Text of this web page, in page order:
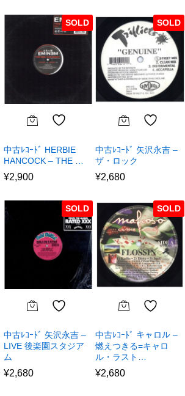
SOLD
中古ﾚｺｰﾄﾞ HERBIE
HANCOCK – THE …
¥2,900
SOLD
中古ﾚｺｰﾄﾞ 矢沢永吉 –
ザ・ロック
¥2,680
SOLD
中古ﾚｺｰﾄﾞ 矢沢永吉 –
LIVE 後楽園スタジア
ム
¥2,680
SOLD
中古ﾚｺｰﾄﾞ キャロル –
燃えつきる=キャロ
ル・ラスト…
¥2,680